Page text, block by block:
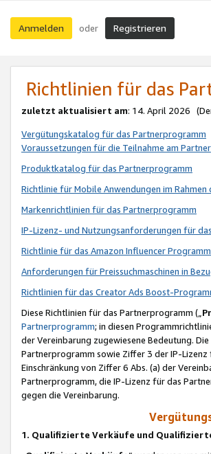
Anmelden oder Registrieren
Richtlinien für das
zuletzt aktualisiert am: 14. April 2026
Vergütungskatalog für das Partnerprogramm
Voraussetzungen für die Teilnahme am
Produktkatalog für das Partnerprogramm
Richtlinie für Mobile Anwendungen im
Markenrichtlinien für das Partnerprogramm
IP-Lizenz- und Nutzungsanforderungen für
Richtlinie für das Amazon Influencer
Anforderungen für Preissuchmaschinen in
Richtlinien für das Creator Ads Boost-
Diese Richtlinien für das Partnerprogramm („
Partnerprogramm; in diesen
der Vereinbarung zugewiesene Bedeutung.
Partnerprogramm sowie Ziffer 3 der IP-
Einschränkung von Ziffer 6 Abs. (a) der
Partnerprogramm, die IP-Lizenz für das
gegen die Vereinbarung.
1. Qualifizierte Verkäufe und